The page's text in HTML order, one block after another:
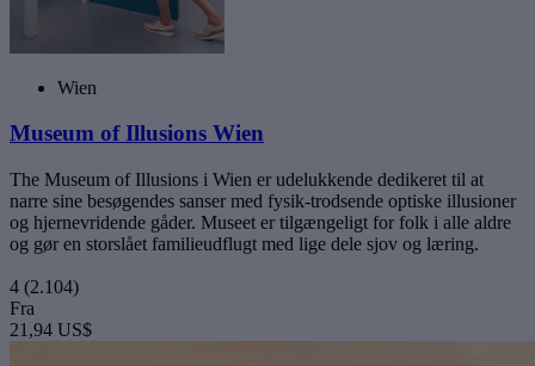
Wien
Museum of Illusions Wien
The Museum of Illusions i Wien er udelukkende dedikeret til at
narre sine besøgendes sanser med fysik-trodsende optiske illusioner
og hjernevridende gåder. Museet er tilgængeligt for folk i alle aldre
og gør en storslået familieudflugt med lige dele sjov og læring.
4 (2.104)
Fra
21,94 US$